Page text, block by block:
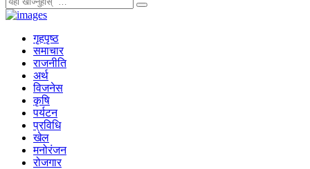
गृहपृष्ठ
समाचार
राजनीति
अर्थ
विजनेस
कृषि
पर्यटन
प्रविधि
खेल
मनोरंजन
रोजगार